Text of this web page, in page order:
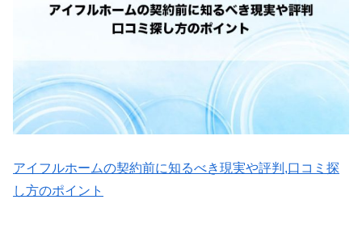
アイフルホームの契約前に知るべき現実や評判,口コミ探
し方のポイント